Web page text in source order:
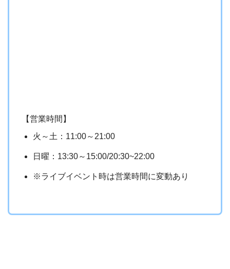
【営業時間】
火～土：11:00～21:00
日曜：13:30～15:00/20:30~22:00
※ライブイベント時は営業時間に変動あり